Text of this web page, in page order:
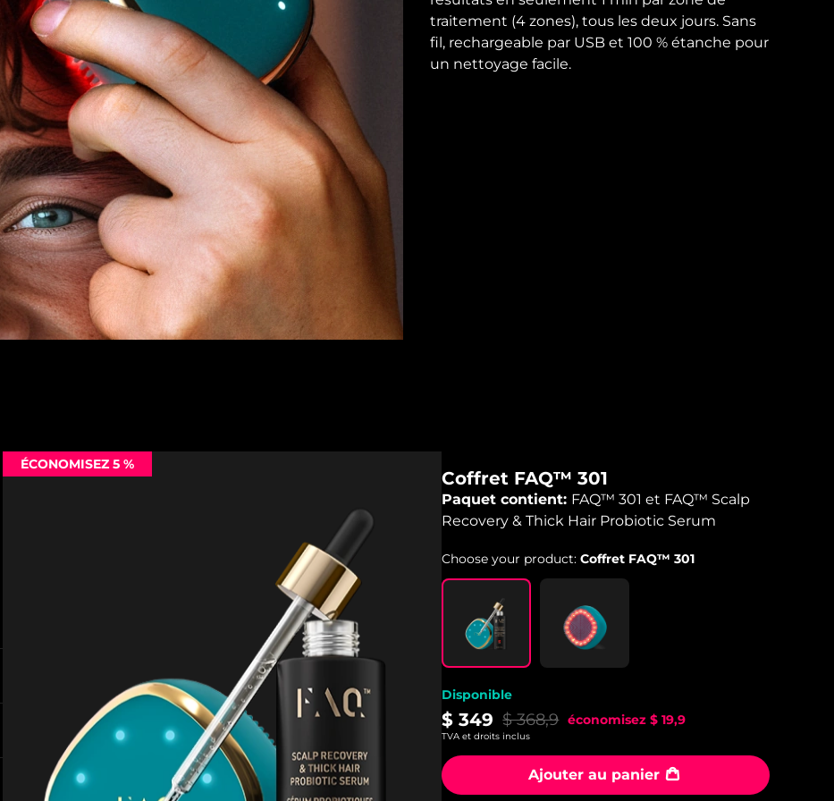
traitement (4 zones), tous les deux jours. Sans
fil, rechargeable par USB et 100 % étanche pour
un nettoyage facile.
ÉCONOMISEZ 5 %
Coffret FAQ™ 301
Paquet contient: FAQ™ 301 et FAQ™ Scalp
Recovery & Thick Hair Probiotic Serum
Choose your product:Coffret FAQ™ 301
Disponible
$ 349 $ 368,9 économisez $ 19,9
TVA et droits inclus
Ajouter au panier